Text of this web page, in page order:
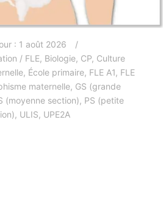
: 1 août 2026
/ FLE, Biologie, CP, Culture
, École primaire, FLE A1, FLE
maternelle, GS (grande
(moyenne section), PS (petite
, ULIS, UPE2A